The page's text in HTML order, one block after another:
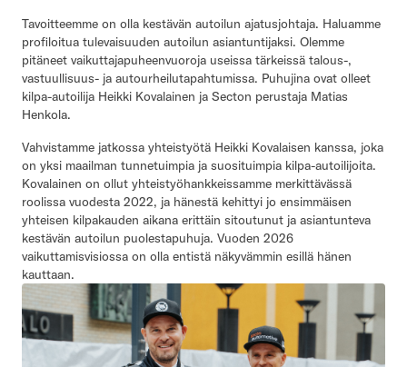
Tavoitteemme on olla kestävän autoilun ajatusjohtaja. Haluamme
profiloitua tulevaisuuden autoilun asiantuntijaksi. Olemme
pitäneet vaikuttajapuheenvuoroja useissa tärkeissä talous-,
vastuullisuus- ja autourheilutapahtumissa. Puhujina ovat olleet
kilpa-autoilija Heikki Kovalainen ja Secton perustaja Matias
Henkola.
Vahvistamme jatkossa yhteistyötä Heikki Kovalaisen kanssa, joka
on yksi maailman tunnetuimpia ja suosituimpia kilpa-autoilijoita.
Kovalainen on ollut yhteistyöhankkeissamme merkittävässä
roolissa vuodesta 2022, ja hänestä kehittyi jo ensimmäisen
yhteisen kilpakauden aikana erittäin sitoutunut ja asiantunteva
kestävän autoilun puolestapuhuja. Vuoden 2026
vaikuttamisvisiossa on olla entistä näkyvämmin esillä hänen
kauttaan.